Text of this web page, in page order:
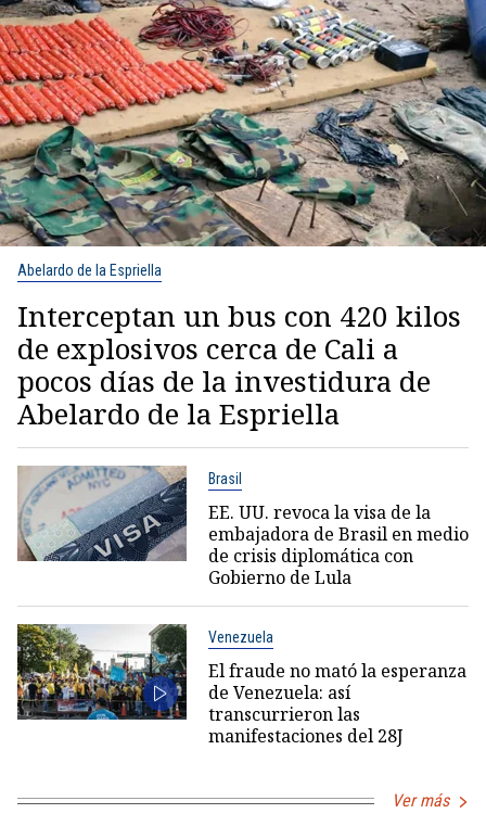
Abelardo de la Espriella
Interceptan un bus con 420 kilos
de explosivos cerca de Cali a
pocos días de la investidura de
Abelardo de la Espriella
Brasil
EE. UU. revoca la visa de la
embajadora de Brasil en medio
de crisis diplomática con
Gobierno de Lula
Venezuela
El fraude no mató la esperanza
de Venezuela: así
transcurrieron las
manifestaciones del 28J
Ver más